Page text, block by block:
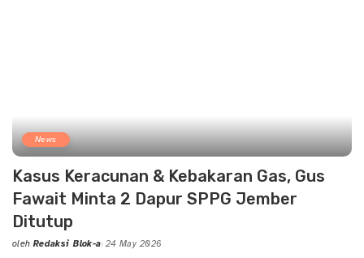
News
Kasus Keracunan & Kebakaran Gas, Gus
Fawait Minta 2 Dapur SPPG Jember
Ditutup
Posted
oleh Redaksi Blok-a 24 May 2026